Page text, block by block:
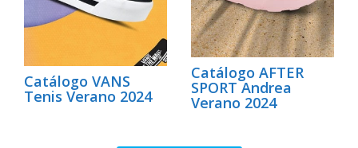
Catálogo VANS
Tenis Verano 2024
Catálogo AFTER
SPORT Andrea
Verano 2024